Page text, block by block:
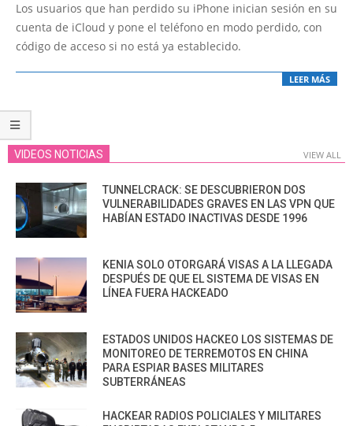
13
Los usuarios que han perdido su iPhone inician sesión en su
cuenta de iCloud y pone el teléfono en modo perdido, con
código de acceso si no está ya establecido.
LEER MÁS
VIDEOS NOTICIAS VIEW ALL
TUNNELCRACK: SE DESCUBRIERON DOS
VULNERABILIDADES GRAVES EN LAS VPN QUE
HABÍAN ESTADO INACTIVAS DESDE 1996
KENIA SOLO OTORGARÁ VISAS A LA LLEGADA
DESPUÉS DE QUE EL SISTEMA DE VISAS EN
LÍNEA FUERA HACKEADO
ESTADOS UNIDOS HACKEO LOS SISTEMAS DE
MONITOREO DE TERREMOTOS EN CHINA
PARA ESPIAR BASES MILITARES
SUBTERRÁNEAS
HACKEAR RADIOS POLICIALES Y MILITARES